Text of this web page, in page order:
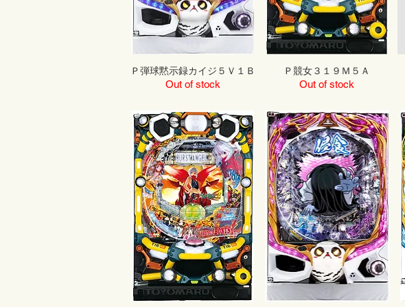
Ｐ弾球黙示録カイジ５Ｖ１Ｂ
Out of stock
Ｐ競女３１９Ｍ５Ａ
Out of stock